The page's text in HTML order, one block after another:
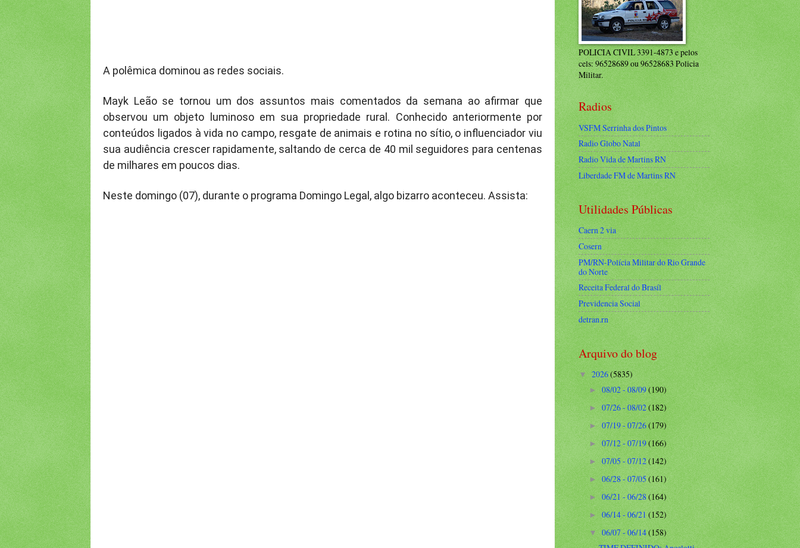
A polêmica dominou as redes sociais.
Mayk Leão se tornou um dos assuntos mais comentados da semana ao afirmar que
observou um objeto luminoso em sua propriedade rural. Conhecido anteriormente por
conteúdos ligados à vida no campo, resgate de animais e rotina no sítio, o influenciador viu
sua audiência crescer rapidamente, saltando de cerca de 40 mil seguidores para centenas
de milhares em poucos dias.
Neste domingo (07), durante o programa Domingo Legal, algo bizarro aconteceu. Assista:
POLICIA CIVIL 3391-4873 e pelos
cels: 96528689 ou 96528683 Policia
Militar.
Radios
VSFM Serrinha dos Pintos
Radio Globo Natal
Radio Vida de Martins RN
Liberdade FM de Martins RN
Utilidades Públicas
Caern 2 via
Cosern
PM/RN-Polícia Militar do Rio Grande
do Norte
Receita Federal do Brasíl
Previdencia Social
detran.rn
Arquivo do blog
▼ 2026(5835)
►08/02 - 08/09(190)
►07/26 - 08/02(182)
►07/19 - 07/26(179)
►07/12 - 07/19(166)
►07/05 - 07/12(142)
►06/28 - 07/05(161)
►06/21 - 06/28(164)
►06/14 - 06/21(152)
▼06/07 - 06/14(158)